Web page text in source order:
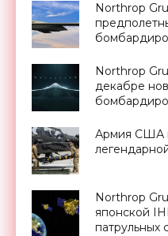
Northrop
Northrop
декабре
Армия США
Northrop
японской
патрульных